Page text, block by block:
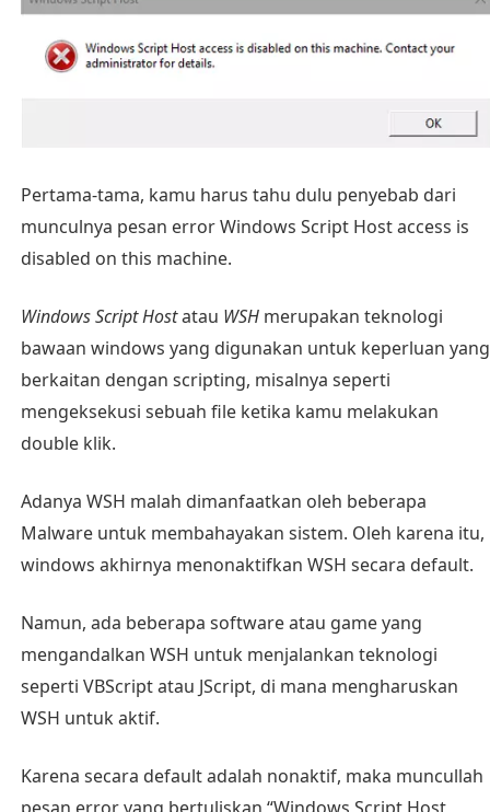
Pertama-tama, kamu harus tahu dulu penyebab dari
munculnya pesan error Windows Script Host access is
disabled on this machine.
Windows Script Hostatau WSHmerupakan teknologi
bawaan windows yang digunakan untuk keperluan yang
berkaitan dengan scripting, misalnya seperti
mengeksekusi sebuah file ketika kamu melakukan
double klik.
Adanya WSH malah dimanfaatkan oleh beberapa
Malware untuk membahayakan sistem. Oleh karena itu,
windows akhirnya menonaktifkan WSH secara default.
Namun, ada beberapa software atau game yang
mengandalkan WSH untuk menjalankan teknologi
seperti VBScript atau JScript, di mana mengharuskan
WSH untuk aktif.
Karena secara default adalah nonaktif, maka muncullah